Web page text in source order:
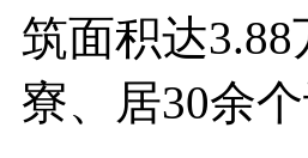
筑面积达
寮、居30余个